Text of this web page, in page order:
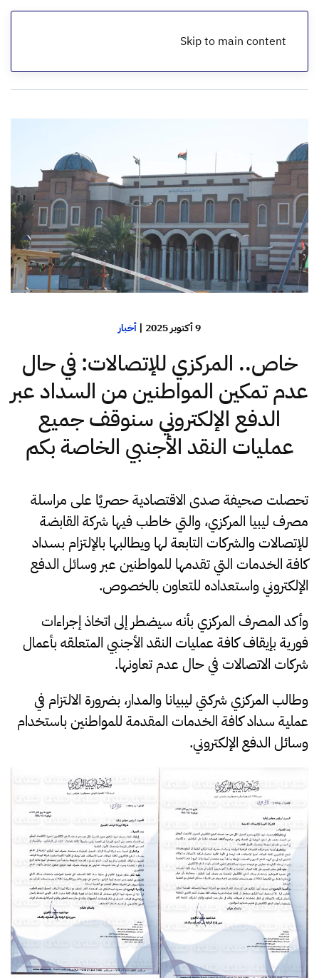
Skip to main content
الرئيسية
9 أكتوبر 2025 | أخبار
خاص.. المركزي للإتصالات: في حال
عدم تمكين المواطنين من السداد عبر
الدفع الإلكتروني سنوقف جميع
عمليات النقد الأجنبي الخاصة بكم
تحصلت صحيفة صدى الاقتصادية حصريًا على مراسلة
مصرف ليبيا المركزي، والتي خاطب فيها شركة القابضة
للإتصالات والشركات التابعة لها ويطالبها بالإلتزام بسداد
كافة الخدمات التي تقدمها للمواطنين عبر وسائل الدفع
الإلكتروني واستعداده للتعاون بالخصوص.
وأكد المصرف المركزي بأنه سيضطر إلى اتخاذ إجراءات
فورية بإيقاف كافة عمليات النقد الأجنبي المتعلقه بأعمال
شركات الاتصالات في حال عدم تعاونها.
وطالب المركزي شركتي ليبيانا والمدار، بضرورة الالتزام في
عملية سداد كافة الخدمات المقدمة للمواطنين باستخدام
وسائل الدفع الإلكتروني.